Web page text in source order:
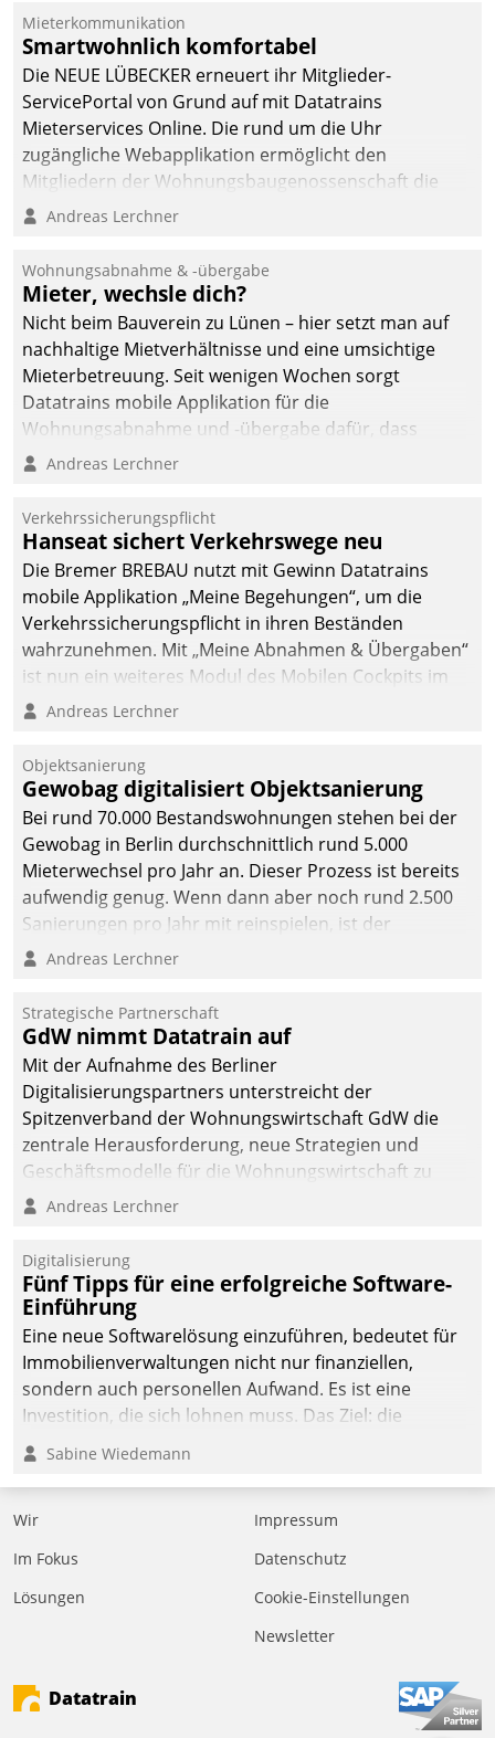
dafür ein Team
bestehend aus
Wohnungsunternehmen
und PropTech.
Mieterkommunikation
Smartwohnlich komfortabel
Die NEUE LÜBECKER erneuert ihr Mitglieder-
ServicePortal von Grund auf mit Datatrains
Mieterservices Online. Die rund um die Uhr
zugängliche Webapplikation ermöglicht den
Mitgliedern der Wohnungs­bau­genossenschaft die
Kontaktaufnahme per Smartphone, Tablet oder PC.
Andreas Lerchner
Wohnungsabnahme & -übergabe
Mieter, wechsle dich?
Nicht beim Bauverein zu Lünen – hier setzt man auf
nachhaltige Mietverhältnisse und eine umsichtige
Mieterbetreuung. Seit wenigen Wochen sorgt
Datatrains mobile Applikation für die
Wohnungsabnahme und -übergabe dafür, dass
Mieter wohlgeordnet kommen und, so es sein muss,
Andreas Lerchner
Verkehrssicherungspflicht
Hanseat sichert Verkehrswege neu
Die Bremer BREBAU nutzt mit Gewinn Datatrains
mobile Applikation „Meine Begehungen“, um die
Verkehrssicherungspflicht in ihren Beständen
wahrzunehmen. Mit „Meine Abnahmen & Übergaben“
ist nun ein weiteres Modul des Mobilen Cockpits im
Einsatz.
Andreas Lerchner
Objektsanierung
Gewobag digitalisiert Objektsanierung
Bei rund 70.000 Bestandswohnungen stehen bei der
Gewobag in Berlin durchschnittlich rund 5.000
Mieterwechsel pro Jahr an. Dieser Prozess ist bereits
aufwendig genug. Wenn dann aber noch rund 2.500
Sanierungen pro Jahr mit reinspielen, ist der
Betreuungs- und Organisationsaufwand immens. Im
kommunale Wohnungsbauunternehmen daher
gemeinsam mit der Berliner Datatrain GmbH den
Teilprozess der Objektsanierung digitalisiert.
Andreas Lerchner
Strategische Partnerschaft
GdW nimmt Datatrain auf
Mit der Aufnahme des Berliner
Digitalisierungspartners unterstreicht der
Spitzenverband der Wohnungswirtschaft GdW die
zentrale Herausforderung, neue Strategien und
Geschäftsmodelle für die Wohnungswirtschaft zu
entwickeln.
Andreas Lerchner
Digitalisierung
Fünf Tipps für eine erfolgreiche Software-
Einführung
Eine neue Softwarelösung einzuführen, bedeutet für
Immobilienverwaltungen nicht nur finanziellen,
sondern auch personellen Aufwand. Es ist eine
Investition, die sich lohnen muss. Das Ziel: die
nachhaltige Optimierung der Geschäftsabläufe. Damit
dieses Ziel erreicht wird, sollten einige Grundregeln
befolgt werden.
Sabine Wiedemann
Wir
Im Fokus
Lösungen
Impressum
Datenschutz
Cookie-Einstellungen
Newsletter
Datatrain